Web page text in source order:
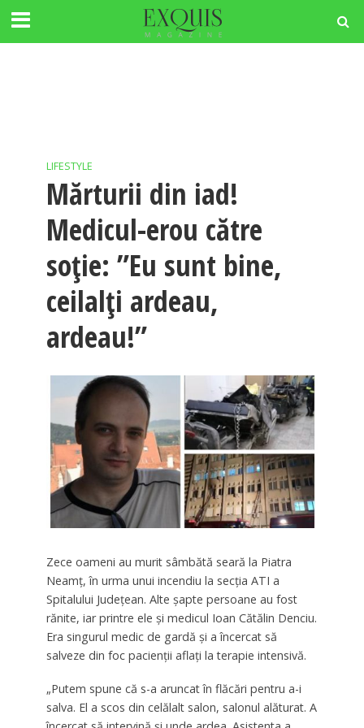
LIFESTYLE
Mărturii din iad!
Medicul-erou către
soție: ”Eu sunt bine,
ceilalți ardeau,
ardeau!”
Zece oameni au murit sâmbătă seară la Piatra
Neamţ, în urma unui incendiu la secţia ATI a
Spitalului Judeţean. Alte şapte persoane au fost
rănite, iar printre ele şi medicul Ioan Cătălin Denciu.
Era singurul medic de gardă și a încercat să
salveze din foc pacienții aflați la terapie intensivă.
„Putem spune că s-a aruncat în flăcări pentru a-i
salva. El a scos din celălalt salon, salonul alăturat. A